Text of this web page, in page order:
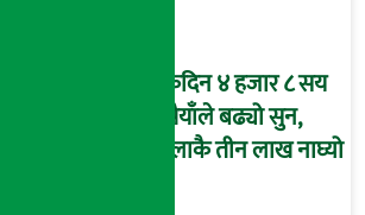
एकैदिन ४ हजार ८ सय
रुपैयाँले बढ्यो सुन,
तोलाकै तीन लाख नाघ्यो